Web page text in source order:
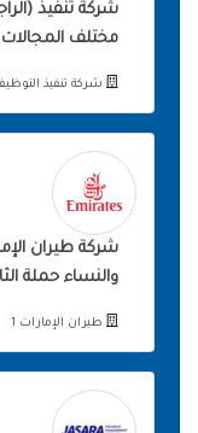
شركة تنفيذ
مختلف المجالات
شركة تنفيذ
شركة طيران
والنساء حملة
طيران الإمارات 1